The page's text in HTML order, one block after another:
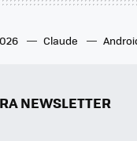
Claude
NEWSLETTER